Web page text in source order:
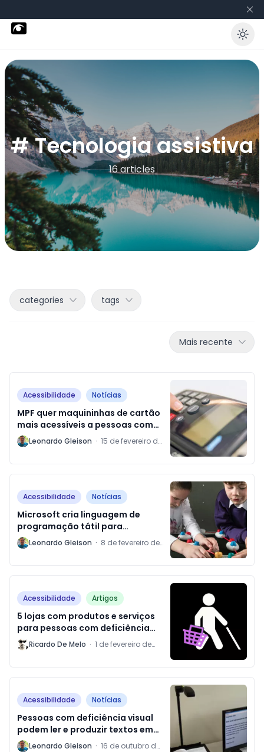
# Tecnologia assistiva
16 articles
categories tags
Mais recente
Acessibilidade Notícias
MPF quer maquininhas de cartão
mais acessíveis a pessoas com
deficiência visual
L Leonardo Gleison · 15 de fevereiro de
Acessibilidade Notícias
Microsoft cria linguagem de
programação tátil para
deficientes visuais
L Leonardo Gleison · 8 de fevereiro de
Acessibilidade Artigos
5 lojas com produtos e serviços
para pessoas com deficiência
visual
R Ricardo De Melo · 1 de fevereiro de
Acessibilidade Notícias
Pessoas com deficiência visual
podem ler e produzir textos em
biblioteca da USP
L Leonardo Gleison · 16 de outubro de